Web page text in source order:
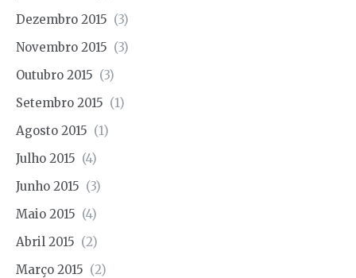
Dezembro 2015 (3)
Novembro 2015 (3)
Outubro 2015 (3)
Setembro 2015 (1)
Agosto 2015 (1)
Julho 2015 (4)
Junho 2015 (3)
Maio 2015 (4)
Abril 2015 (2)
Março 2015 (2)